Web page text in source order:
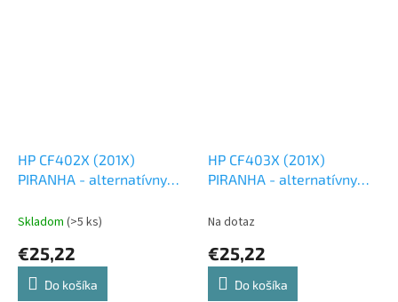
HP CF402X (201X)
PIRANHA - alternatívny
Skladom (>5 ks)
€25,22
Do košíka
HP CF403X (201X)
PIRANHA - alternatívny
Na dotaz
€25,22
Do košíka